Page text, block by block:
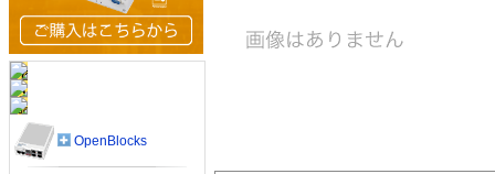
OpenBlocks